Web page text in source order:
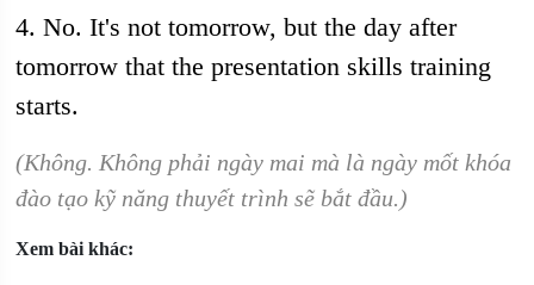
4. No. It's not tomorrow, but the day after
tomorrow that the presentation skills training
starts.
(Không. Không phải ngày mai mà là ngày mốt khóa
đào tạo kỹ năng thuyết trình sẽ bắt đầu.)
Xem bài khác: